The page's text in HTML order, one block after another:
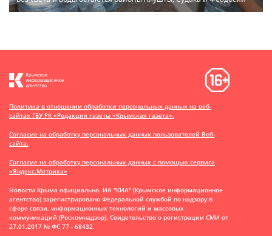
Политика в отношении обработки персональных данных на веб-
сайтах ГБУ РК «Редакция газеты «Крымская газета».
Согласие на обработку персональных данных пользователей Веб-
сайта.
Согласие на обработку персональных данных с помощью сервиса
«Яндекс.Метрика»
Новости Крыма официально. ИА "КИА" (Крымское информационное
агентство) зарегистрировано Федеральной службой по надзору в
сфере связи, информационных технологий и массовых
коммуникаций (Роскомнадзор). Свидетельство о регистрации СМИ от
27.01.2017 № ФС 77 - 68432.